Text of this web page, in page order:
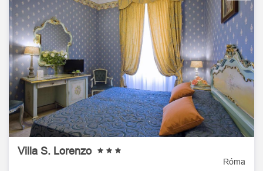
Villa S. Lorenzo
Róma